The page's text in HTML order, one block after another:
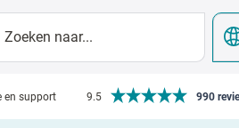
en support 9.5 990